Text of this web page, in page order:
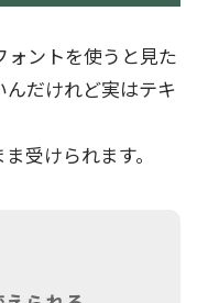
ォントを使うと見た
だけれど実はテキ
受けられます。